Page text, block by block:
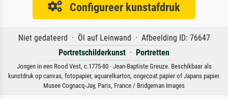
Configureer kunstafdruk
Niet gedateerd · Öl auf Leinwand · Afbeelding ID: 76647
Portretschilderkunst · Portretten
Jongen in een Rood Vest, c.1775-80 · Jean-Baptiste Greuze. Beschikbaar als
kunstdruk op canvas, fotopapier, aquarelkarton, ongecoat papier of Japans papier.
Musee Cognacq-Jay, Paris, France / Bridgeman Images